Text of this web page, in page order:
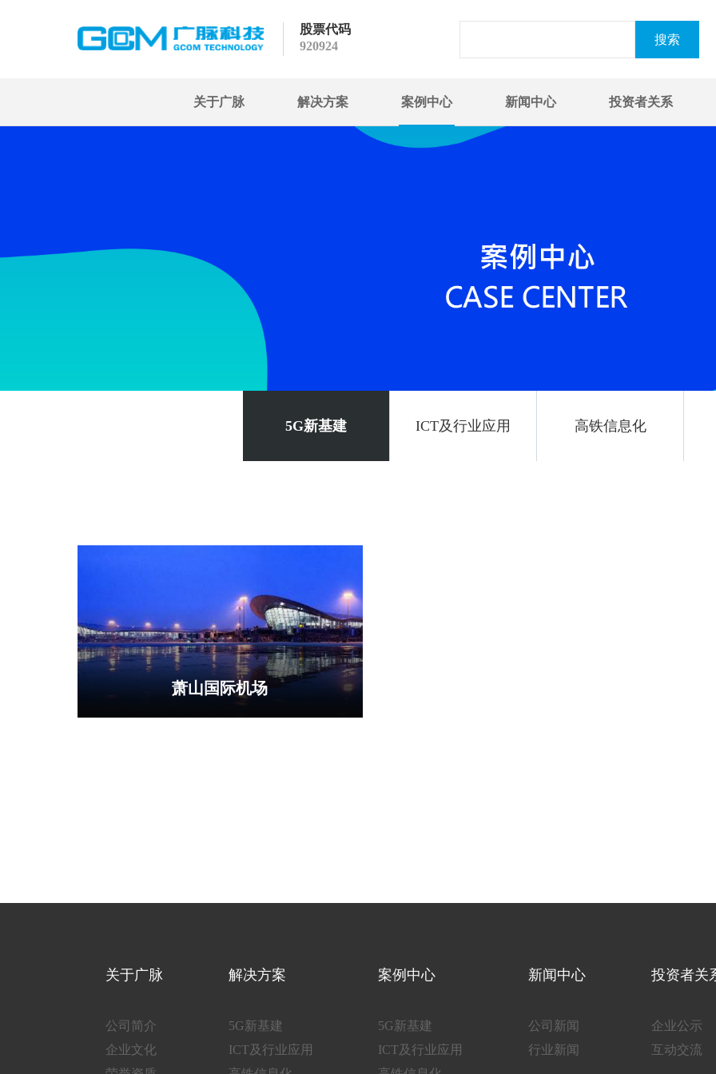
股票代码
920924
关于广脉 解决方案 案例中心 新闻中心 投资者关系
5G新基建 ICT及行业应用 高铁信息化
萧山国际机场
关于广脉
公司简介
企业文化
解决方案
5G新基建
ICT及行业应用
案例中心
5G新基建
ICT及行业应用
新闻中心
公司新闻
行业新闻
投资者关
企业公示
互动交流